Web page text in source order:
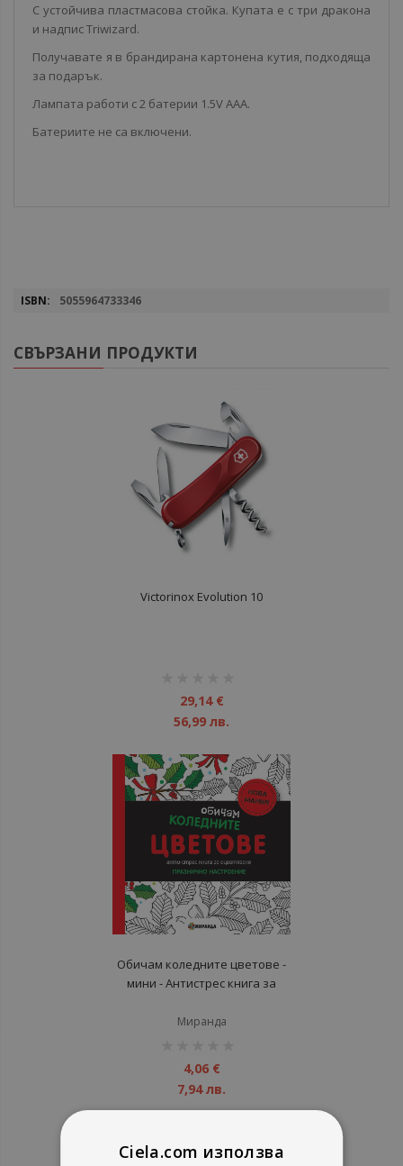
С устойчива пластмасова стойка. Купата е с три дракона
и надпис Triwizard.
Получавате я в брандирана картонена кутия, подходяща
за подарък.
Лампата работи с 2 батерии 1.5V ААА.
Батериите не са включени.
Повече
5055964733346
СВЪРЗАНИ ПРОДУКТИ
Victorinox Evolution 10
29,14 €
56,99 лв.
Обичам коледните цветове -
мини - Антистрес книга за
настроение
Миранда
4,06 €
7,94 лв.
Ciela.com използва